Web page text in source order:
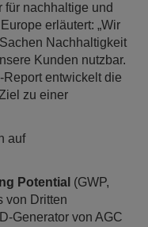
für nachhaltige und
erläutert: „Wir
Nachhaltigkeit
Kunden nutzbar.
-Report entwickelt die
zu einer
auf
Potential (GWP,
von Dritten
Generator von AGC